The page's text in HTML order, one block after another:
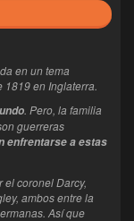
en un tema
1819 en Inglaterra.
. Pero, la familia
guerreras
enfrentarse a estas
el coronel Darcy,
ambos entre la
Así que